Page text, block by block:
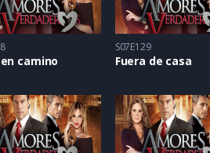
camino
S07E129
Fuera de casa